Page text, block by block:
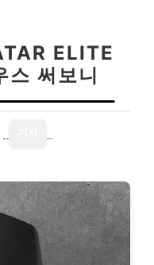
ELITE
스 써보니